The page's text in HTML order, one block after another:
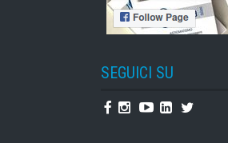
SEGUICI SU
Facebook
Instagram
YoutubeLinkedin
Twitter